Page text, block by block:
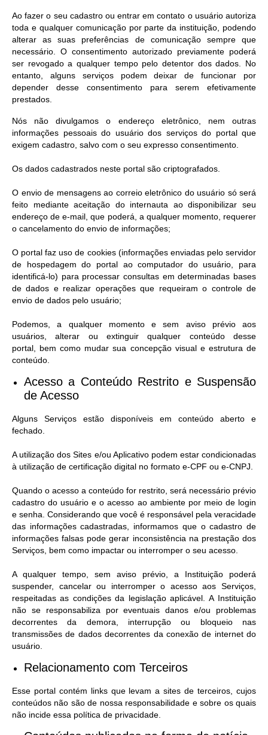
Ao fazer o seu cadastro ou entrar em contato o usuário autoriza
toda e qualquer comunicação por parte da instituição, podendo
alterar as suas preferências de comunicação sempre que
necessário. O consentimento autorizado previamente poderá
ser revogado a qualquer tempo pelo detentor dos dados. No
entanto, alguns serviços podem deixar de funcionar por
depender desse consentimento para serem efetivamente
prestados.
Nós não divulgamos o endereço eletrônico, nem outras
informações pessoais do usuário dos serviços do portal que
exigem cadastro, salvo com o seu expresso consentimento.
Os dados cadastrados neste portal são criptografados.
O envio de mensagens ao correio eletrônico do usuário só será
feito mediante aceitação do internauta ao disponibilizar seu
endereço de e-mail, que poderá, a qualquer momento, requerer
o cancelamento do envio de informações;
O portal faz uso de cookies (informações enviadas pelo servidor
de hospedagem do portal ao computador do usuário, para
identificá-lo) para processar consultas em determinadas bases
de dados e realizar operações que requeiram o controle de
envio de dados pelo usuário;
Podemos, a qualquer momento e sem aviso prévio aos
usuários, alterar ou extinguir qualquer conteúdo desse
portal, bem como mudar sua concepção visual e estrutura de
conteúdo.
Acesso a Conteúdo Restrito e Suspensão
de Acesso​
Alguns Serviços estão disponíveis em conteúdo aberto e
fechado.
A utilização dos Sites e/ou Aplicativo podem estar condicionadas
à utilização de certificação digital no formato e-CPF ou e-CNPJ.
Quando o acesso a conteúdo for restrito, será necessário prévio
cadastro do usuário e o acesso ao ambiente por meio de login
e senha. Considerando que você é responsável pela veracidade
das informações cadastradas, informamos que o cadastro de
informações falsas pode gerar inconsistência na prestação dos
Serviços, bem como impactar ou interromper o seu acesso.
A qualquer tempo, sem aviso prévio, a Instituição poderá
suspender, cancelar ou interromper o acesso aos Serviços,
respeitadas as condições da legislação aplicável. A Instituição
não se responsabiliza por eventuais danos e/ou problemas
decorrentes da demora, interrupção ou bloqueio nas
transmissões de dados decorrentes da conexão de internet do
usuário.
Relacionamento com Terceiros
Esse portal contém links que levam a sites de terceiros, cujos
conteúdos não são de nossa responsabilidade e sobre os quais
não incide essa política de privacidade.